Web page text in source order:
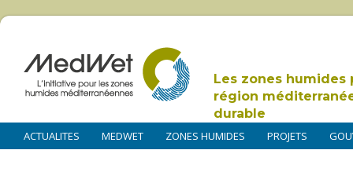
Les zones humides
région
durable
ACTUALITES MEDWET ZONES HUMIDES PROJETS